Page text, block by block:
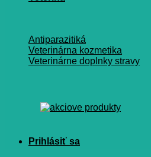
Antiparazitiká
Veterinárna kozmetika
Veterinárne doplnky stravy